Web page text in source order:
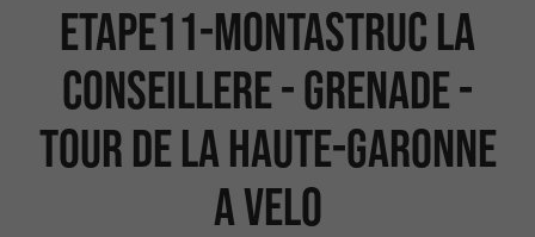
ETAPE11-MONTASTRUC LA
CONSEILLERE - GRENADE -
TOUR DE LA HAUTE-GARONNE
A VELO